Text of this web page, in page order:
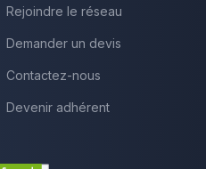
Rejoindre le réseau
Demander un devis
Contactez-nous
Devenir adhérent